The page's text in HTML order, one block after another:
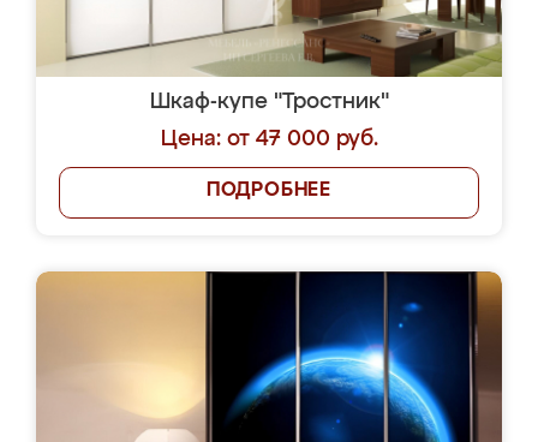
Шкаф-купе "Тростник"
Цена: от 47 000 руб.
ПОДРОБНЕЕ